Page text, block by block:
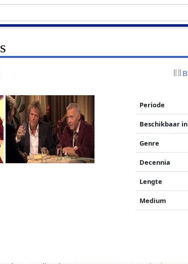
Periode
Beschikbaar
Genre
Decennia
Lengte
Medium